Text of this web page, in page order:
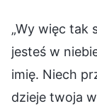
„Wy więc tak
jesteś w
imię. Niech
dzieje twoja